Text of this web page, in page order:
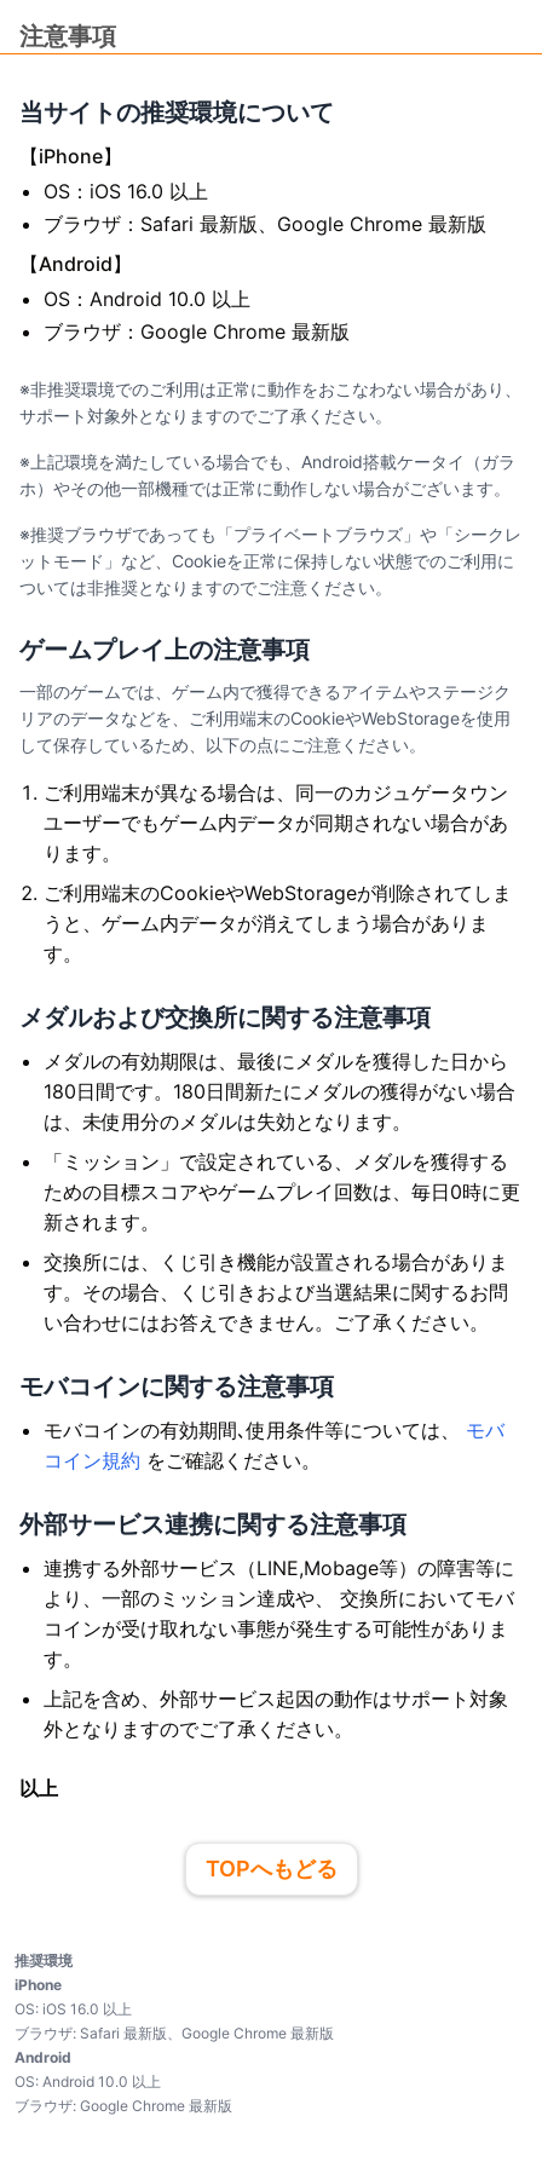
注意事項
当サイトの推奨環境について
【iPhone】
OS：iOS 16.0 以上
ブラウザ：Safari 最新版、Google Chrome 最新版
【Android】
OS：Android 10.0 以上
ブラウザ：Google Chrome 最新版
※非推奨環境でのご利用は正常に動作をおこなわない場合があり、
サポート対象外となりますのでご了承ください。
※上記環境を満たしている場合でも、Android搭載ケータイ（ガラ
ホ）やその他一部機種では正常に動作しない場合がございます。
※推奨ブラウザであっても「プライベートブラウズ」や「シークレ
ットモード」など、Cookieを正常に保持しない状態でのご利用に
ついては非推奨となりますのでご注意ください。
ゲームプレイ上の注意事項
一部のゲームでは、ゲーム内で獲得できるアイテムやステージク
リアのデータなどを、ご利用端末のCookieやWebStorageを使用
して保存しているため、以下の点にご注意ください。
ご利用端末が異なる場合は、同一のカジュゲータウン
ユーザーでもゲーム内データが同期されない場合があ
ります。
ご利用端末のCookieやWebStorageが削除されてしま
うと、ゲーム内データが消えてしまう場合がありま
す。
メダルおよび交換所に関する注意事項
メダルの有効期限は、最後にメダルを獲得した日から
180日間です。180日間新たにメダルの獲得がない場合
は、未使用分のメダルは失効となります。
「ミッション」で設定されている、メダルを獲得する
ための目標スコアやゲームプレイ回数は、毎日0時に更
新されます。
交換所には、くじ引き機能が設置される場合がありま
す。その場合、くじ引きおよび当選結果に関するお問
い合わせにはお答えできません。ご了承ください。
モバコインに関する注意事項
モバコインの有効期間､使用条件等については、 モバ
コイン規約 をご確認ください。
外部サービス連携に関する注意事項
連携する外部サービス（LINE,Mobage等）の障害等に
より、一部のミッション達成や、 交換所においてモバ
コインが受け取れない事態が発生する可能性がありま
す。
上記を含め、外部サービス起因の動作はサポート対象
外となりますのでご了承ください。
以上
TOPへもどる
推奨環境
iPhone
OS: iOS 16.0 以上
ブラウザ: Safari 最新版、Google Chrome 最新版
Android
OS: Android 10.0 以上
ブラウザ: Google Chrome 最新版